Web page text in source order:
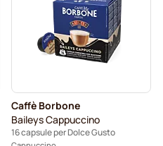
Caffè Borbone
Baileys Cappuccino
16 capsule per Dolce Gusto